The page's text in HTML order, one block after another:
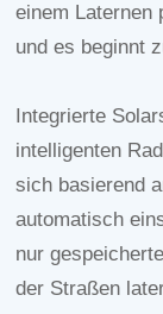
einem Laternen
und es beginnt
Integrierte
intelligenten
sich basierend
automatisch
nur
der Straßen